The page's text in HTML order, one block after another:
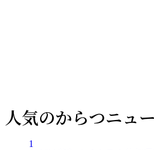
人気のからつニュ
1